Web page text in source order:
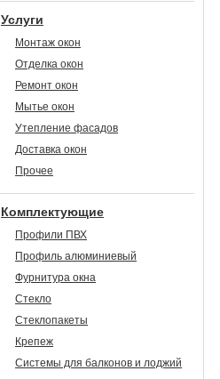
Услуги
Монтаж окон
Отделка окон
Ремонт окон
Мытье окон
Утепление фасадов
Доставка окон
Прочее
Комплектующие
Профили ПВХ
Профиль алюминиевый
Фурнитура окна
Стекло
Стеклопакеты
Крепеж
Системы для балконов и лоджий